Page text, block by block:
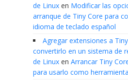
de Linux en Modificar las
arranque de Tiny Core para
idioma de teclado español
Agregar extensiones a
convertirlo en un sistema de
de Linux en Arrancar Tiny
para usarlo como